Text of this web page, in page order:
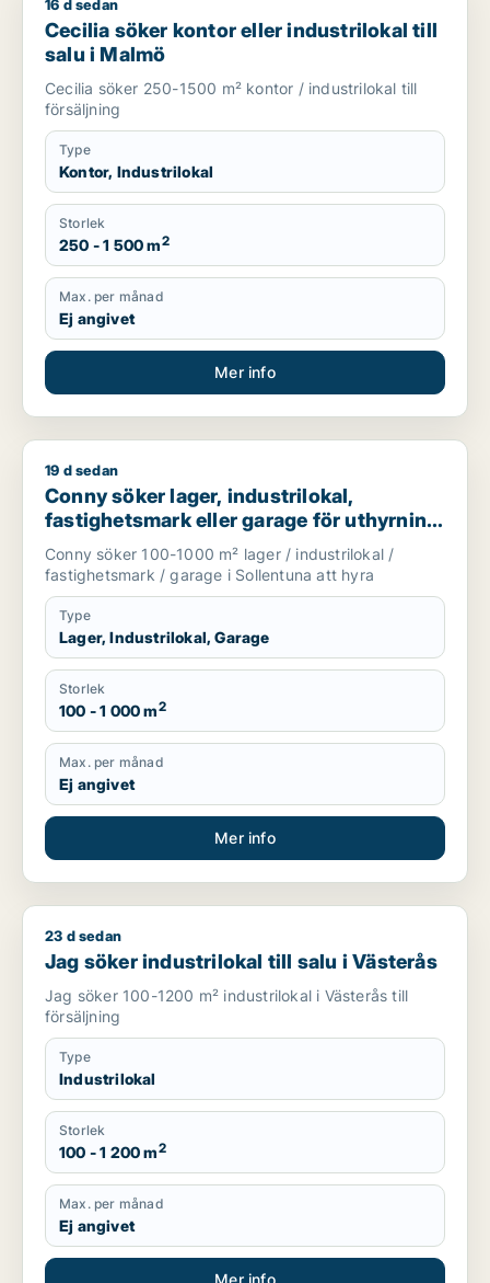
Cecilia söker kontor eller industrilokal till salu i Malmö
16 d sedan
Cecilia söker kontor eller industrilokal till
salu i Malmö
Cecilia söker 250-1500 m² kontor / industrilokal till
försäljning
Type
Kontor, Industrilokal
Storlek
250 - 1 500 m2
Max. per månad
Ej angivet
Mer info
Conny söker lager, industrilokal, fastighetsmark eller
19 d sedan
Conny söker lager, industrilokal,
fastighetsmark eller garage för uthyrning
i Sollentuna
Conny söker 100-1000 m² lager / industrilokal /
fastighetsmark / garage i Sollentuna att hyra
Type
Lager, Industrilokal, Garage
Storlek
100 - 1 000 m2
Max. per månad
Ej angivet
Mer info
Jag söker industrilokal till salu i Västerås
23 d sedan
Jag söker industrilokal till salu i Västerås
Jag söker 100-1200 m² industrilokal i Västerås till
försäljning
Type
Industrilokal
Storlek
100 - 1 200 m2
Max. per månad
Ej angivet
Mer info